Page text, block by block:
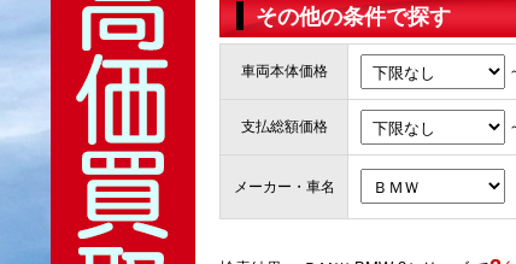
その他の条件で探す
車両本体価格
支払総額価格
メーカー・車名